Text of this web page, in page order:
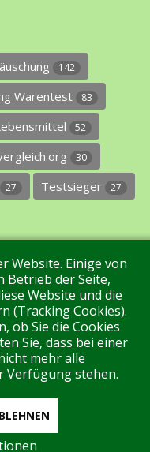
142
Warentest 83
52
30
27 Testsieger 27
uns Kontakt
Login
online
Website. Einige von
Betrieb der Seite,
Website und die
(Tracking Cookies).
ob Sie die Cookies
Sie, dass bei einer
mehr alle
Verfügung stehen.